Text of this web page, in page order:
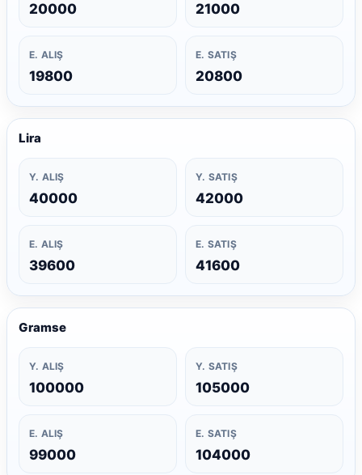
20000 21000
E. ALIŞ
19800
E. SATIŞ
20800
Lira
Y. ALIŞ
40000
Y. SATIŞ
42000
E. ALIŞ
39600
E. SATIŞ
41600
Gramse
Y. ALIŞ
100000
Y. SATIŞ
105000
E. ALIŞ
99000
E. SATIŞ
104000